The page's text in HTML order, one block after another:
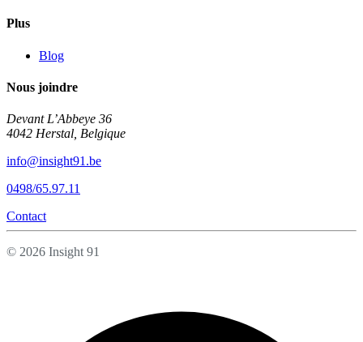
Plus
Blog
Nous joindre
Devant L’Abbeye 36
4042 Herstal, Belgique
info@insight91.be
0498/65.97.11
Contact
© 2026 Insight 91